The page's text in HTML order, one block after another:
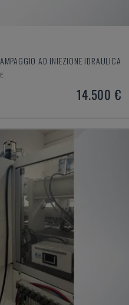
AD INIEZIONE IDRAULICA
14.500 €